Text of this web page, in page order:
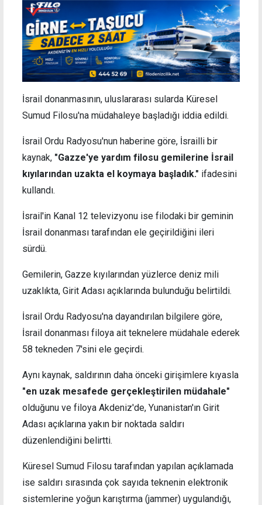
İsrail donanmasının, uluslararası sularda Küresel
Sumud Filosu'na müdahaleye başladığı iddia edildi.
İsrail Ordu Radyosu'nun haberine göre, İsrailli bir
kaynak, "Gazze'ye yardım filosu gemilerine İsrail
kıyılarından uzakta el koymaya başladık." ifadesini
kullandı.
İsrail'in Kanal 12 televizyonu ise filodaki bir geminin
İsrail donanması tarafından ele geçirildiğini ileri
sürdü.
Gemilerin, Gazze kıyılarından yüzlerce deniz mili
uzaklıkta, Girit Adası açıklarında bulunduğu belirtildi.
İsrail Ordu Radyosu'na dayandırılan bilgilere göre,
İsrail donanması filoya ait teknelere müdahale ederek
58 tekneden 7'sini ele geçirdi.
Aynı kaynak, saldırının daha önceki girişimlere kıyasla
"en uzak mesafede gerçekleştirilen müdahale"
olduğunu ve filoya Akdeniz'de, Yunanistan'ın Girit
Adası açıklarına yakın bir noktada saldırı
düzenlendiğini belirtti.
Küresel Sumud Filosu tarafından yapılan açıklamada
ise saldırı sırasında çok sayıda teknenin elektronik
sistemlerine yoğun karıştırma (jammer) uygulandığı,